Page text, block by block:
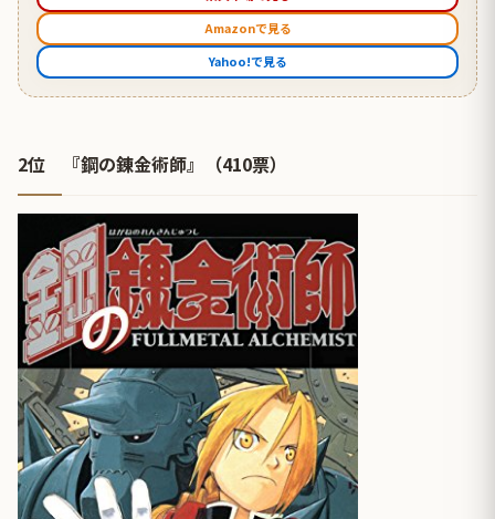
Amazonで見る
Yahoo!で見る
2位 『鋼の錬金術師』（410票）